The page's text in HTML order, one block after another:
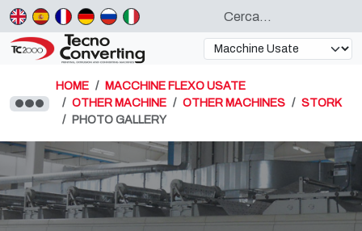
HOME
MACCHINE FLEXO USATE
OTHER MACHINE
OTHER MACHINES
STORK
PHOTO GALLERY